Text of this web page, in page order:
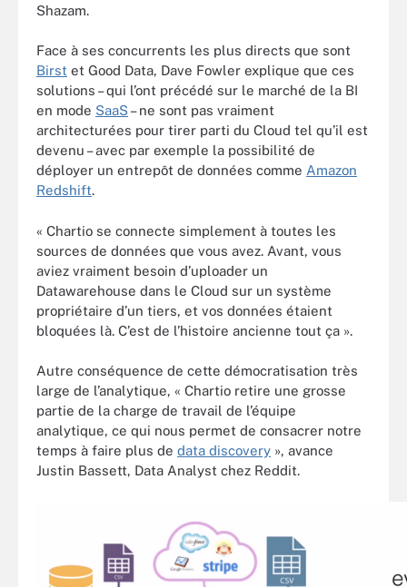
Shazam.
Face à ses concurrents les plus directs que sont
Birst et Good Data, Dave Fowler explique que ces
solutions – qui l’ont précédé sur le marché de la BI
en mode SaaS – ne sont pas vraiment
architecturées pour tirer parti du Cloud tel qu’il est
devenu – avec par exemple la possibilité de
déployer un entrepôt de données comme Amazon
Redshift.
« Chartio se connecte simplement à toutes les
sources de données que vous avez. Avant, vous
aviez vraiment besoin d’uploader un
Datawarehouse dans le Cloud sur un système
propriétaire d’un tiers, et vos données étaient
bloquées là. C’est de l’histoire ancienne tout ça ».
Autre conséquence de cette démocratisation très
large de l’analytique, « Chartio retire une grosse
partie de la charge de travail de l’équipe
analytique, ce qui nous permet de consacrer notre
temps à faire plus de data discovery », avance
Justin Bassett, Data Analyst chez Reddit.